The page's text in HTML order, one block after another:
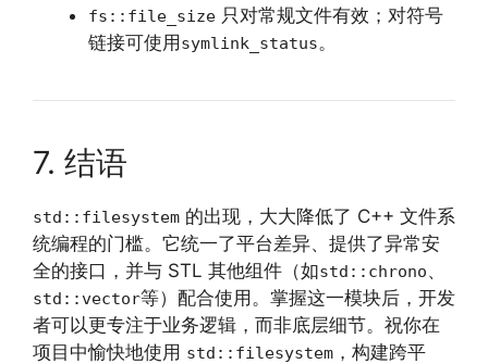
fs::file_size 只对常规文件有效；对符号
链接可使用symlink_status。
7. 结语
std::filesystem 的出现，大大降低了 C++ 文件系
统编程的门槛。它统一了平台差异、提供了异常安
全的接口，并与 STL 其他组件（如std::chrono、
std::vector等）配合使用。掌握这一模块后，开发
者可以更专注于业务逻辑，而非底层细节。祝你在
项目中愉快地使用 std::filesystem ，构建跨平